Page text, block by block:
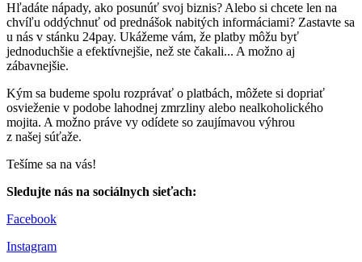
Hľadáte nápady, ako posunúť svoj biznis? Alebo si chcete len na
chvíľu oddýchnuť od prednášok nabitých informáciami? Zastavte sa
u nás v stánku 24pay. Ukážeme vám, že platby môžu byť
jednoduchšie a efektívnejšie, než ste čakali... A možno aj
zábavnejšie.
Kým sa budeme spolu rozprávať o platbách, môžete si dopriať
osvieženie v podobe lahodnej zmrzliny alebo nealkoholického
mojita. A možno práve vy odídete so zaujímavou výhrou
z našej súťaže.
Tešíme sa na vás!
Sledujte nás na sociálnych sieťach:
Facebook
Instagram